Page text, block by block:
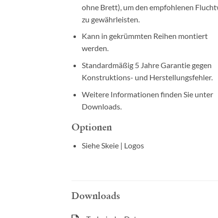
ohne Brett), um den empfohlenen
zu gewährleisten.
Kann in gekrümmten Reihen montiert
werden.
Standardmäßig 5 Jahre Garantie gegen
Konstruktions- und Herstellungsfehler.
Weitere Informationen finden Sie unter
Downloads.
Optionen
Siehe Skeie | Logos
Downloads